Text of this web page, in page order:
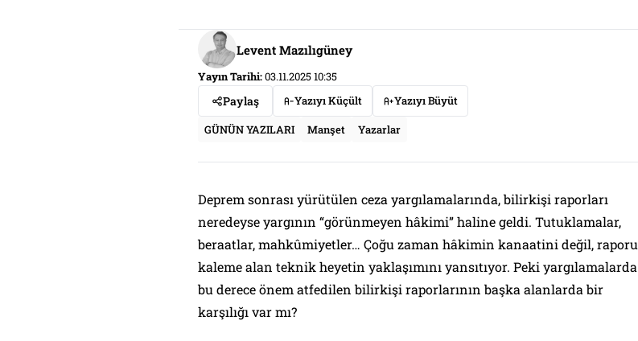
Levent Mazılıgüney
Yayın Tarihi:03.11.2025 10:35
Paylaş Yazıyı Küçült
Yazıyı Büyüt
GÜNÜN YAZILARI
Manşet Yazarlar
Deprem sonrası yürütülen ceza yargılamalarında, bilirkişi raporları
neredeyse yargının “görünmeyen hâkimi” haline geldi. Tutuklamalar,
beraatlar, mahkûmiyetler… Çoğu zaman hâkimin kanaatini değil, raporu
kaleme alan teknik heyetin yaklaşımını yansıtıyor. Peki yargılamalarda
bu derece önem atfedilen bilirkişi raporlarının başka alanlarda bir
karşılığı var mı?